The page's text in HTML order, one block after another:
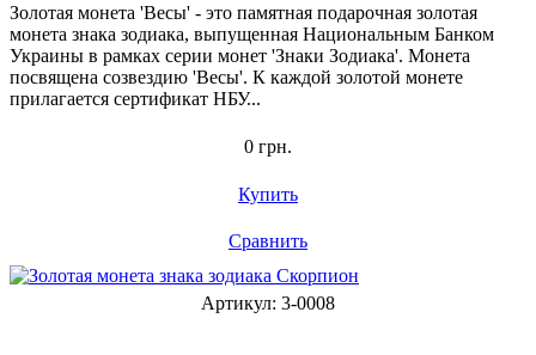
Золотая монета 'Весы' - это памятная подарочная золотая
монета знака зодиака, выпущенная Национальным Банком
Украины в рамках серии монет 'Знаки Зодиака'. Монета
посвящена созвездию 'Весы'. К каждой золотой монете
прилагается сертификат НБУ...
0 грн.
Купить
Сравнить
Артикул: 3-0008